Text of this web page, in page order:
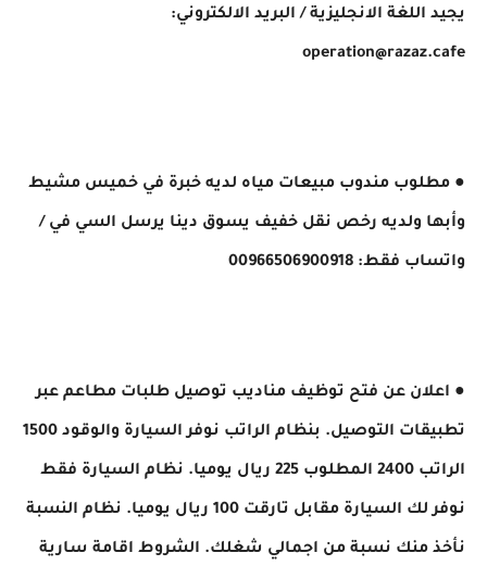
يجيد اللغة الانجليزية ​/ البريد الالكتروني:
operation@razaz.cafe
● مطلوب مندوب مبيعات مياه لديه خبرة في خميس مشيط
وأبها ولديه رخص نقل خفيف يسوق دينا يرسل السي في ​/
واتساب فقط: 00966506900918
● اعلان عن فتح توظيف مناديب توصيل طلبات مطاعم عبر
تطبيقات التوصيل. بنظام الراتب نوفر السيارة والوقود 1500
الراتب 2400 المطلوب 225 ريال يوميا. نظام السيارة فقط
نوفر لك السيارة مقابل تارقت 100 ريال يوميا. نظام النسبة
نأخذ منك نسبة من اجمالي شغلك. الشروط اقامة سارية